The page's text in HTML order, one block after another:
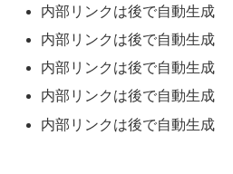
内部リンクは後で自動生成
内部リンクは後で自動生成
内部リンクは後で自動生成
内部リンクは後で自動生成
内部リンクは後で自動生成